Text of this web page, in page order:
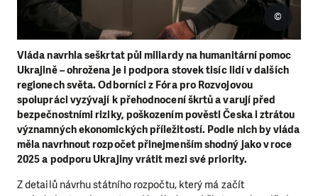
Vláda navrhla seškrtat půl miliardy na humanitární pomoc
Ukrajině – ohrožena je i podpora stovek tisíc lidí v dalších
regionech světa. Odborníci z Fóra pro Rozvojovou
spolupráci vyzývají k přehodnocení škrtů a varují před
bezpečnostními riziky, poškozením pověsti Česka i ztrátou
významných ekonomických příležitostí. Podle nich by vláda
měla navrhnout rozpočet přinejmenším shodný jako v roce
2025 a podporu Ukrajiny vrátit mezi své priority.
©
Z detailů návrhu státního rozpočtu, který má začít